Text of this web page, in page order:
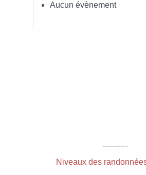
Aucun évènement
----------
Niveaux des